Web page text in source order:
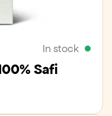
In stock
Safi